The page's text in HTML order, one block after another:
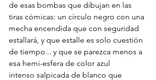
de esas bombas que dibujan en las
tiras cómicas: un círculo negro con una
mecha encendida que con seguridad
estallará, y que estalle es solo cuestión
de tiempo... y que se parezca menos a
esa hemi-esfera de color azul
intenso salpicada de blanco que